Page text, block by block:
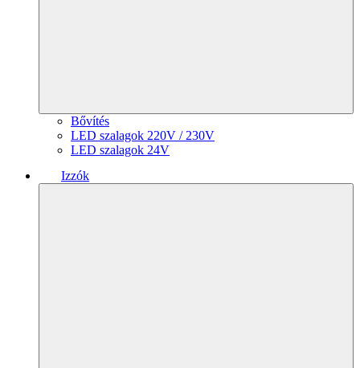
Bővítés
LED szalagok 220V / 230V
LED szalagok 24V
Izzók